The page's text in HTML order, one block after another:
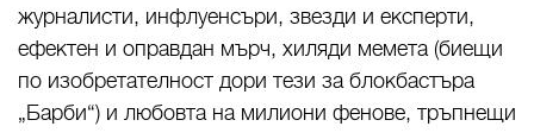
журналисти, инфлуенсъри, звезди и експерти,
ефектен и оправдан мърч, хиляди мемета (биещи
по изобретателност дори тези за блокбастъра
„Барби“) и любовта на милиони фенове, тръпнещи